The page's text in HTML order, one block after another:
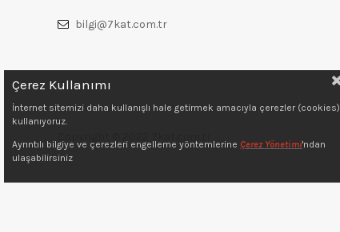
bilgi@7kat.com.tr
Çerez Kullanımı
İnternet sitemizi daha kullanışlı hale getirmek amacıyla çerezler (cookies)
kullanıyoruz.
Ayrıntılı bilgiye ve çerezleri engelleme yöntemlerine Çerez Yönetimi'ndan
ulaşabilirsiniz